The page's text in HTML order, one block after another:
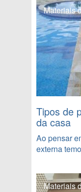
Materiais
Tipos de
da casa
Ao pensar
externa
Materiais